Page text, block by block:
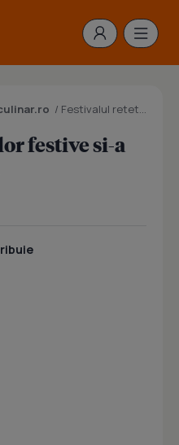
/ Festivalul retetelor festive si-a gasit castigatorii
festive si-a